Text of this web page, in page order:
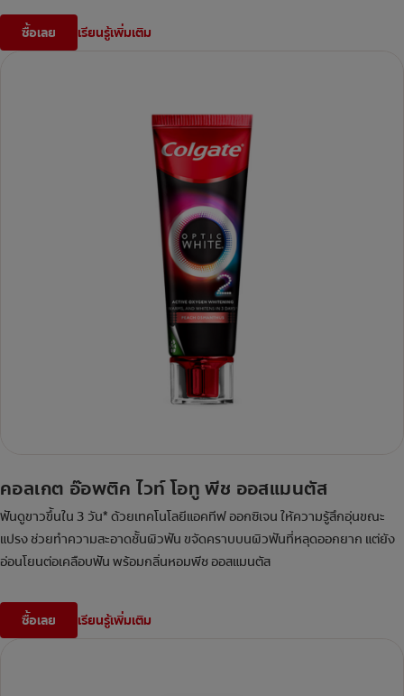
ซื้อเลย เรียนรู้เพิ่มเติม
คอลเกต อ๊อพติค ไวท์ โอทู พีช ออสแมนตัส
ฟันดูขาวขึ้นใน 3 วัน* ด้วยเทคโนโลยีแอคทีฟ ออกซิเจน ให้ความรู้สึกอุ่นขณะ
แปรง ช่วยทำความสะอาดชั้นผิวฟัน ขจัดคราบบนผิวฟันที่หลุดออกยาก แต่ยัง
อ่อนโยนต่อเคลือบฟัน พร้อมกลิ่นหอมพีช ออสแมนตัส
ซื้อเลย เรียนรู้เพิ่มเติม